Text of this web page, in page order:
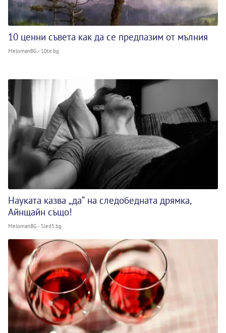
10 ценни съвета как да се предпазим от мълния
MelomanBG - 10te.bg
Науката казва „да“ на следобедната дрямка,
Айнщайн също!
MelomanBG - Sled5.bg